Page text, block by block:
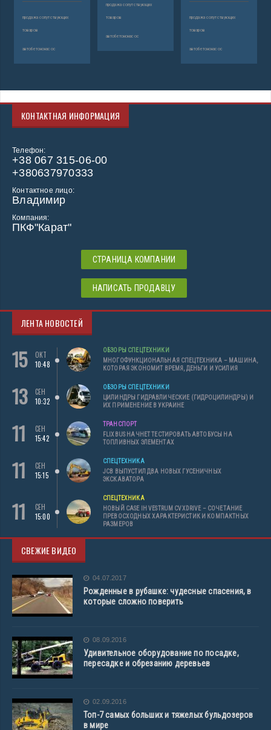
продажа сопутствующих
товаров
автобетононасос
продажа сопутствующих
товаров
автобетононасос
продажа сопутствующих
товаров
автобетононасос
КОНТАКТНАЯ ИНФОРМАЦИЯ
Телефон:
+38 067 315-06-00
+380637970333
Контактное лицо:
Владимир
Компания:
ПКФ"Карат"
СТРАНИЦА КОМПАНИИ
НАПИСАТЬ ПРОДАВЦУ
ЛЕНТА НОВОСТЕЙ
15
ОКТ
10:48
ОБЗОРЫ СПЕЦТЕХНИКИ
МНОГОФУНКЦИОНАЛЬНАЯ СПЕЦТЕХНИКА – МАШИНА,
КОТОРАЯ ЭКОНОМИТ ВРЕМЯ, ДЕНЬГИ И УСИЛИЯ
13
СЕН
10:32
ОБЗОРЫ СПЕЦТЕХНИКИ
ЦИЛИНДРЫ ГИДРАВЛИЧЕСКИЕ (ГИДРОЦИЛИНДРЫ) И
ИХ ПРИМЕНЕНИЕ В УКРАИНЕ
11
СЕН
15:42
ТРАНСПОРТ
FLIXBUS НАЧНЕТ ТЕСТИРОВАТЬ АВТОБУСЫ НА
ТОПЛИВНЫХ ЭЛЕМЕНТАХ
11
СЕН
15:15
СПЕЦТЕХНИКА
JCB ВЫПУСТИЛ ДВА НОВЫХ ГУСЕНИЧНЫХ
ЭКСКАВАТОРА
11
СЕН
15:00
СПЕЦТЕХНИКА
НОВЫЙ CASE IH VESTRUM CVXDRIVE – СОЧЕТАНИЕ
ПРЕВОСХОДНЫХ ХАРАКТЕРИСТИК И КОМПАКТНЫХ
РАЗМЕРОВ
СВЕЖИЕ ВИДЕО
04.07.2017
Рожденные в рубашке: чудесные спасения, в
которые сложно поверить
08.09.2016
Удивительное оборудование по посадке,
пересадке и обрезанию деревьев
02.09.2016
Топ-7 самых больших и тяжелых бульдозеров
в мире